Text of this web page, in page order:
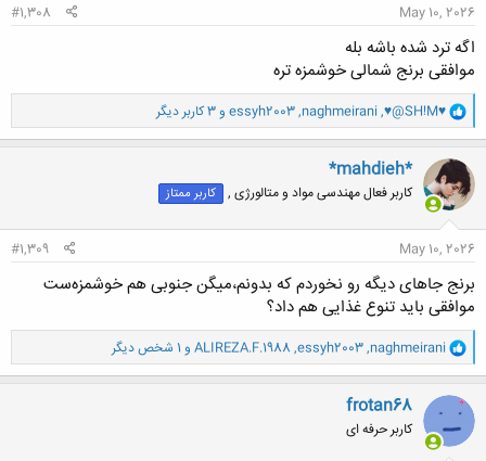
May 10, 2026
#1,308
اگه ترد شده باشه بله
موافقی برنج شمالی خوشمزه تره
و
ا
ک
ن
ش
ه
ا
♥@SH!M♥
,
naghmeirani
,
essyh2003 و 3 کاربر دیگر
*mahdieh*
کاربر فعال مهندسی مواد و متالورژی , کاربر ممتاز
May 10, 2026
#1,309
برنج جاهای دیگه رو نخوردم که بدونم،میگن جنوبی هم خوشمزه‌ست
موافقی باید تنوع غذایی هم داد؟
و
ا
ک
ن
ش
ه
ا
naghmeirani
,
essyh2003
,
ALIREZA.F.1988 و 1 شخص دیگر
frotan68
کاربر حرفه ای